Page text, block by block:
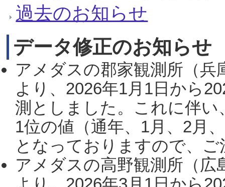
過去のお知らせ
データ修正のお知らせ
アメダスの郡家観測所（
より、2026年1月1日から
測としました。これに伴い
1位の値（通年、1月、2月
となっておりますので、
アメダスの高野観測所（